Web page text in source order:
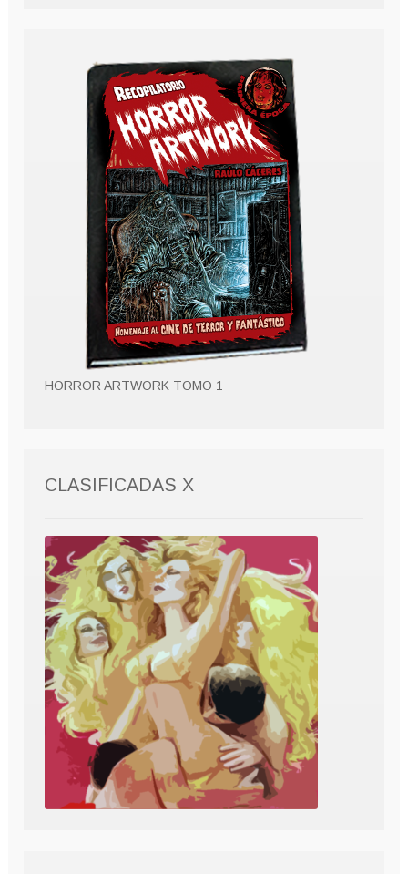
HORROR ARTWORK TOMO 1
CLASIFICADAS X